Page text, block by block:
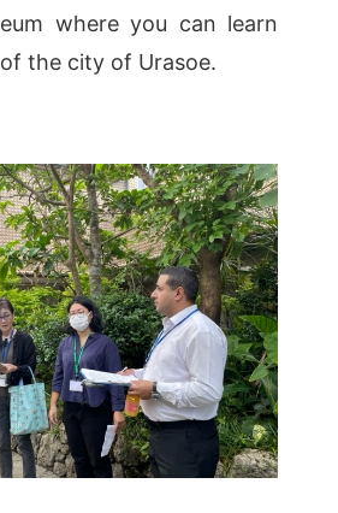
where you can learn
the city of Urasoe.